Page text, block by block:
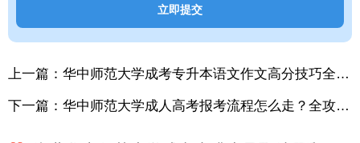
上一篇： 华中师范大学成考专升本语文作文高分技巧全揭秘！
下一篇： 华中师范大学成人高考报考流程怎么走？全攻略来了！